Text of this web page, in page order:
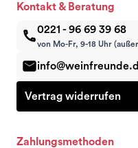
Kontakt & Beratung
0221 - 96 69 39 68
von Mo-Fr, 9-18 Uhr
Vertrag widerrufen
Zahlungsmethoden